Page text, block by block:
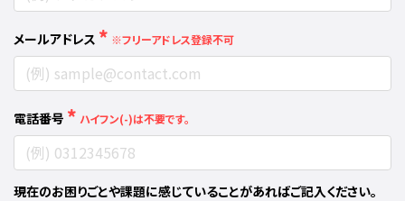
メールアドレス * ※フリーアドレス登録不可
電話番号 * ハイフン(-)は不要です。
現在のお困りごとや課題に感じていることがあればご記入ください。